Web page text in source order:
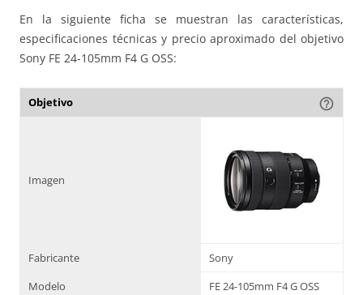
En la siguiente ficha se muestran las características,
especificaciones técnicas y precio aproximado del objetivo
Sony FE 24-105mm F4 G OSS:
Objetivo help_outline
Imagen
Fabricante
Sony
Modelo
FE 24-105mm F4 G OSS